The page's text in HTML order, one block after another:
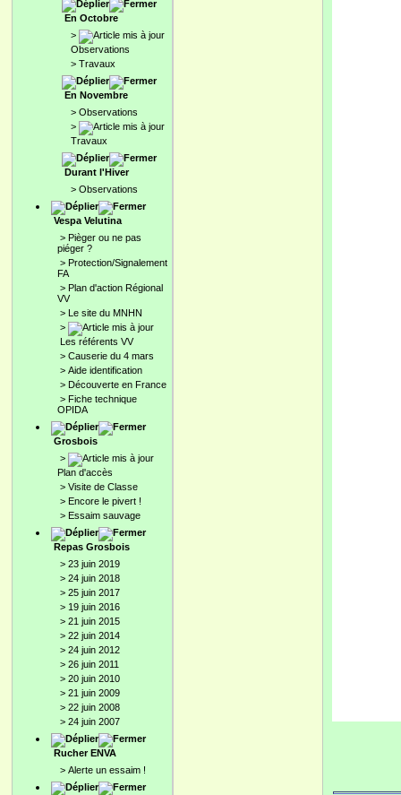
En Octobre
>
Observations
> Travaux
En Novembre
> Observations
>
Travaux
Durant l'Hiver
> Observations
Vespa Velutina
> Pièger ou ne pas
piéger ?
> Protection/Signalement
FA
> Plan d'action Régional
VV
> Le site du MNHN
>
Les référents VV
> Causerie du 4 mars
> Aide identification
> Découverte en France
> Fiche technique
OPIDA
Grosbois
>
Plan d'accès
> Visite de Classe
> Encore le pivert !
> Essaim sauvage
Repas Grosbois
> 23 juin 2019
> 24 juin 2018
> 25 juin 2017
> 19 juin 2016
> 21 juin 2015
> 22 juin 2014
> 24 juin 2012
> 26 juin 2011
> 20 juin 2010
> 21 juin 2009
> 22 juin 2008
> 24 juin 2007
Rucher ENVA
> Alerte un essaim !